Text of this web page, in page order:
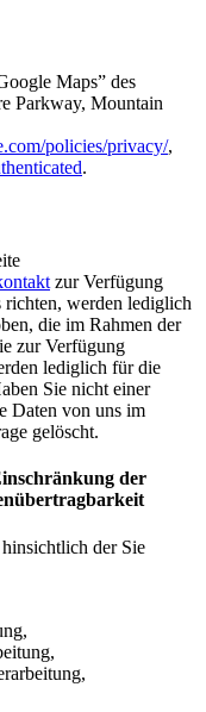
Maps” des
Parkway, Mountain
policies/privacy/,
.
zur Verfügung
werden lediglich
die im Rahmen der
zur Verfügung
lediglich für die
Sie nicht einer
Daten von uns im
gelöscht.
der
der Sie